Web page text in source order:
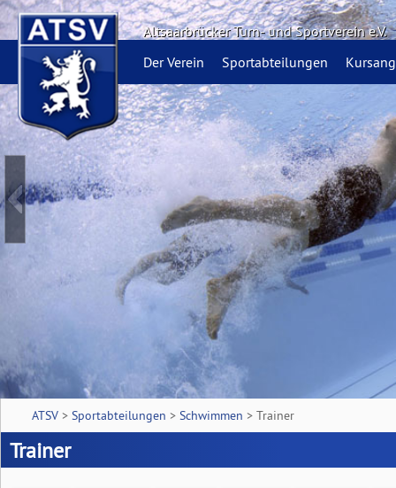
Altsaarbrücker Turn- und Sportverein e.V.
Der Verein
Sportabteilungen
ATSV > Sportabteilungen > Schwimmen > Trainer
Trainer